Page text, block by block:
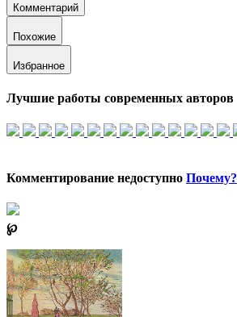
Комментарий
Похожие
Избранное
Лучшие работы современных авторов
Комментирование недоступно Почему?
℘